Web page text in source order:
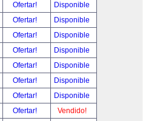
Ofertar!
Disponible
Ofertar!
Disponible
Ofertar!
Disponible
Ofertar!
Disponible
Ofertar!
Disponible
Ofertar!
Disponible
Ofertar!
Disponible
Ofertar!
Vendido!